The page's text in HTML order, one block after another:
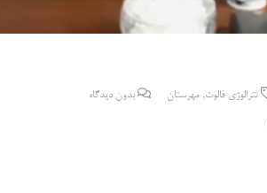
تترالوژی فالوت, مهرستان بدون دیدگاه